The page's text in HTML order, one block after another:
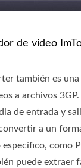
de video
también es
a archivos
de entrada y
a un
como
puede extraer